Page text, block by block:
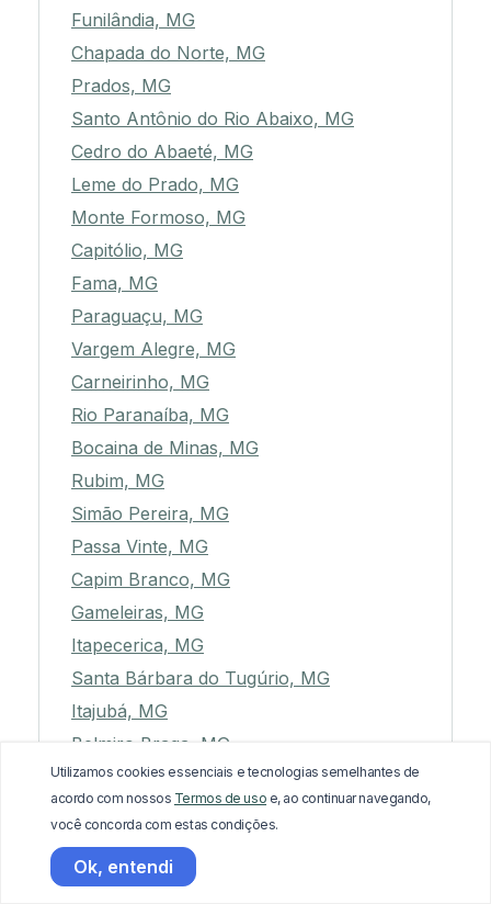
Funilândia, MG
Chapada do Norte, MG
Prados, MG
Santo Antônio do Rio Abaixo, MG
Cedro do Abaeté, MG
Leme do Prado, MG
Monte Formoso, MG
Capitólio, MG
Fama, MG
Paraguaçu, MG
Vargem Alegre, MG
Carneirinho, MG
Rio Paranaíba, MG
Bocaina de Minas, MG
Rubim, MG
Simão Pereira, MG
Passa Vinte, MG
Capim Branco, MG
Gameleiras, MG
Itapecerica, MG
Santa Bárbara do Tugúrio, MG
Itajubá, MG
Belmiro Braga, MG
Coronel Fabriciano, MG
Silveirânia, MG
Romaria, MG
Pedra Bonita, MG
Utilizamos cookies essenciais e tecnologias semelhantes de
acordo com nossos Termos de uso e, ao continuar navegando,
você concorda com estas condições.
Ok, entendi